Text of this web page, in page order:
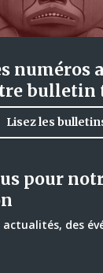
numéros
Lisez les
pour
des